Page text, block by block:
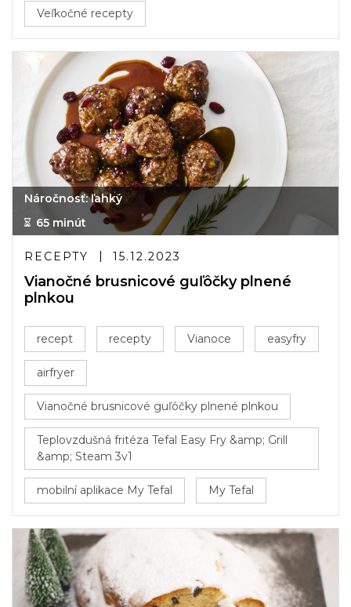
Veľkočné recepty
Náročnosť: ľahký
65 minút
RECEPTY 15.12.2023
Vianočné brusnicové guľôčky plnené
plnkou
recept recepty Vianoce easyfry
airfryer
Vianočné brusnicové guľôčky plnené plnkou
Teplovzdušná fritéza Tefal Easy Fry &amp; Grill
&amp; Steam 3v1
mobilní aplikace My Tefal My Tefal